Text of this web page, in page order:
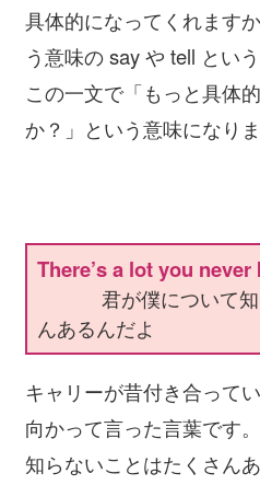
具体的になってくれます
う意味の say や tell とい
この一文で「もっと具体
か？」という意味になりま
There’s a lot you
君が僕について
んあるんだよ
キャリーが昔付き合って
向かって言った言葉です
知らないことはたくさん